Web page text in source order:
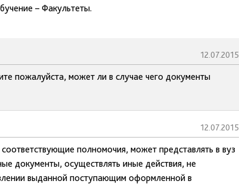
– Факультеты.
12.07.2015
пожалуйста, может ли в случае чего документы
12.07.2015
полномочия, может представлять в вуз
документы, осуществлять иные действия, не
выданной поступающим оформленной в